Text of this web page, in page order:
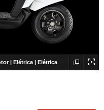
| Elétrica | Elétrica